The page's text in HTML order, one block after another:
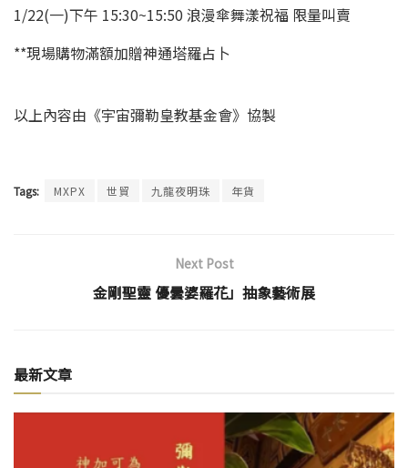
1/22(一)下午 15:30~15:50 浪漫傘舞漾祝福 限量叫賣
**現場購物滿額加贈神通塔羅占卜
以上內容由《宇宙彌勒皇教基金會》協製
Tags: MXPX 世貿 九龍夜明珠 年貨
Next Post
金剛聖靈 優曇婆羅花」抽象藝術展
最新文章